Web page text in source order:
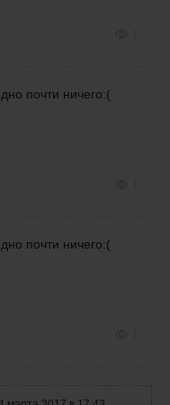
почти ничего:(
почти ничего:(